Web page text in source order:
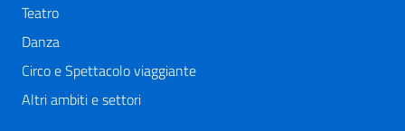
Teatro
Danza
Circo e Spettacolo viaggiante
Altri ambiti e settori